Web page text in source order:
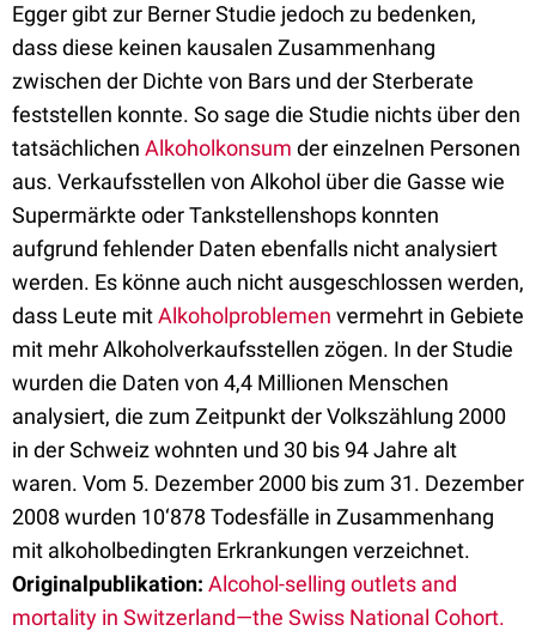
Egger gibt zur Berner Studie jedoch zu bedenken,
dass diese keinen kausalen Zusammenhang
zwischen der Dichte von Bars und der Sterberate
feststellen konnte. So sage die Studie nichts über den
tatsächlichen Alkoholkonsum der einzelnen Personen
aus. Verkaufsstellen von Alkohol über die Gasse wie
Supermärkte oder Tankstellenshops konnten
aufgrund fehlender Daten ebenfalls nicht analysiert
werden. Es könne auch nicht ausgeschlossen werden,
dass Leute mitAlkoholproblemen vermehrt in Gebiete
mit mehr Alkoholverkaufsstellen zögen. In der Studie
wurden die Daten von 4,4 Millionen Menschen
analysiert, die zum Zeitpunkt der Volkszählung 2000
in der Schweiz wohnten und 30 bis 94 Jahre alt
waren. Vom 5. Dezember 2000 bis zum 31. Dezember
2008 wurden 10‘878 Todesfälle in Zusammenhang
mit alkoholbedingten Erkrankungen verzeichnet.
Originalpublikation: Alcohol-selling outlets and
mortality in Switzerland—the Swiss National Cohort.